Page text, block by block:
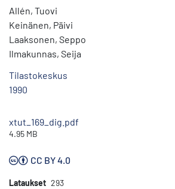
Allén, Tuovi
Keinänen, Päivi
Laaksonen, Seppo
Ilmakunnas, Seija
Tilastokeskus
1990
xtut_169_dig.pdf
4.95 MB
CC BY 4.0
Lataukset 293